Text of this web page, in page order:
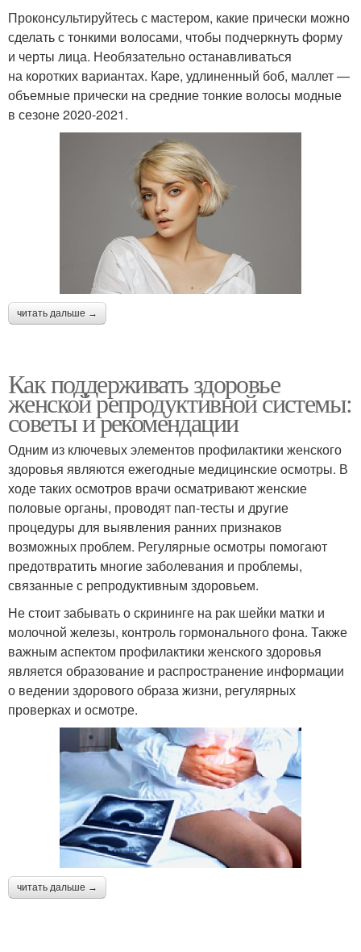
Проконсультируйтесь с мастером, какие прически можно
сделать с тонкими волосами, чтобы подчеркнуть форму
и черты лица. Необязательно останавливаться
на коротких вариантах. Каре, удлиненный боб, маллет —
объемные прически на средние тонкие волосы модные
в сезоне 2020-2021.
читать дальше →
Как поддерживать здоровье
женской репродуктивной системы:
советы и рекомендации
Одним из ключевых элементов профилактики женского
здоровья являются ежегодные медицинские осмотры. В
ходе таких осмотров врачи осматривают женские
половые органы, проводят пап-тесты и другие
процедуры для выявления ранних признаков
возможных проблем. Регулярные осмотры помогают
предотвратить многие заболевания и проблемы,
связанные с репродуктивным здоровьем.
Не стоит забывать о скрининге на рак шейки матки и
молочной железы, контроль гормонального фона. Также
важным аспектом профилактики женского здоровья
является образование и распространение информации
о ведении здорового образа жизни, регулярных
проверках и осмотре.
читать дальше →